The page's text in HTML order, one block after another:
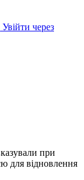
Увійти через
при
для відновлення